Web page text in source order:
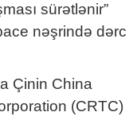
sürətlənir”
nəşrində dərc
Çinin China
(CRTC)